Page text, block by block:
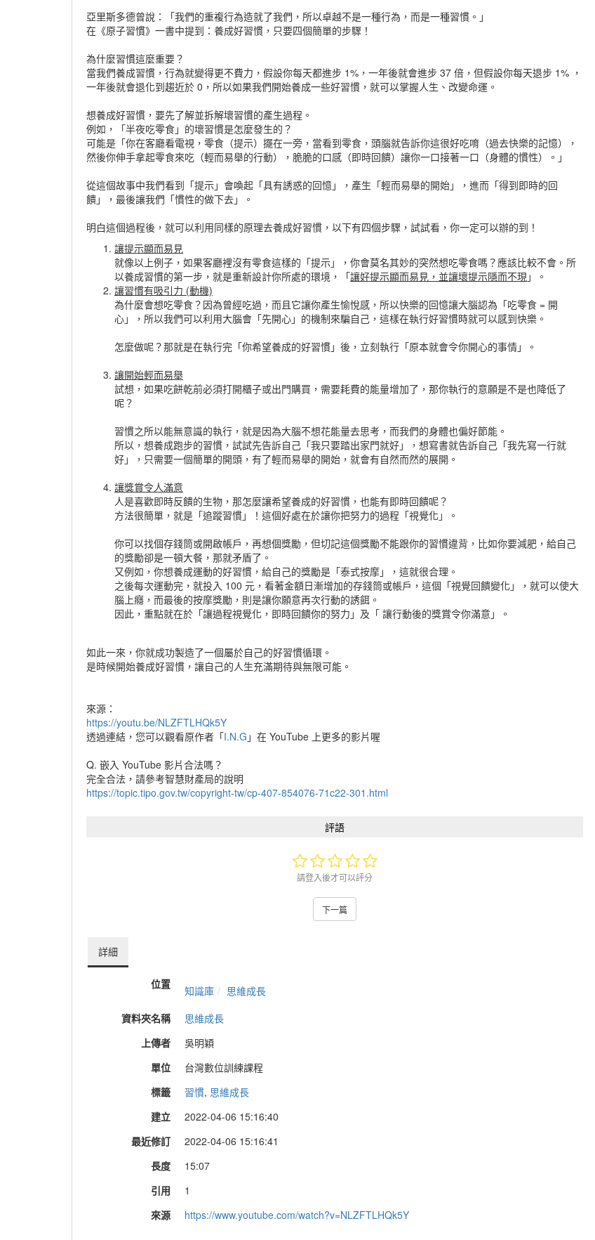
亞里斯多德曾說：「我們的重複行為造就了我們，所以卓越不是一種行為，而是一種習慣。」
在《原子習慣》一書中提到：養成好習慣，只要四個簡單的步驟！
為什麼習慣這麼重要？
當我們養成習慣，行為就變得更不費力， 假設你每天都進步 1% ，一年後就會進步 37 倍，但假設你每天退步 1% ，
一年後就會退化到趨近於 0，所以如果我們開始養成一些好習慣，就可以掌握人生、改變命運。
想養成好習慣，要先了解並拆解壞習慣的產生過程。
例如，「半夜吃零食」的壞習慣是怎麼發生的？
可能是「你在客廳看電視，零食（提示）擺在一旁，當看到零食，頭腦就告訴你這很好吃唷（過去快樂的記憶），
然後你伸手拿起零食來吃（輕而易舉的行動），脆脆的口感（即時回饋）讓你一口接著一口（身體的慣性）。」
從這個故事中我們看到「提示」會喚起「具有誘惑的回憶」，產生「輕而易舉的開始」，進而「得到即時的回
饋」，最後讓我們「慣性的做下去」。
明白這個過程後，就可以利用同樣的原理去養成好習慣，以下有四個步驟，試試看，你一定可以辦的到！
讓提示顯而易見
就像以上例子，如果客廳裡沒有零食這樣的「提示」，你會莫名其妙的突然想吃零食嗎？應該比較不會。所
以養成習慣的第一步，就是重新設計你所處的環境，「讓好提示顯而易見，並讓壞提示隱而不現」。
讓習慣有吸引力 (動機)
為什麼會想吃零食？因為曾經吃過，而且它讓你產生愉悅感，所以快樂的回憶讓大腦認為「吃零食 = 開
心」，所以我們可以利用大腦會「先開心」的機制來騙自己，這樣在執行好習慣時就可以感到快樂。
怎麼做呢？那就是在執行完「你希望養成的好習慣」後，立刻執行「原本就會令你開心的事情」。
讓開始輕而易舉
試想，如果吃餅乾前必須打開櫃子或出門購買，需要耗費的能量增加了，那你執行的意願是不是也降低了
呢？
習慣之所以能無意識的執行，就是因為大腦不想花能量去思考，而我們的身體也偏好節能。
所以，想養成跑步的習慣，試試先告訴自己「我只要踏出家門就好」，想寫書就告訴自己「我先寫一行就
好」，只需要一個簡單的開頭，有了輕而易舉的開始，就會有自然而然的展開。
讓獎賞令人滿意
人是喜歡即時反饋的生物，那怎麼讓希望養成的好習慣，也能有即時回饋呢？
方法很簡單，就是「追蹤習慣」！這個好處在於讓你把努力的過程「視覺化」。
你可以找個存錢筒或開啟帳戶，再想個獎勵，但切記這個獎勵不能跟你的習慣違背，比如你要減肥，給自己
的獎勵卻是一頓大餐，那就矛盾了。
又例如，你想養成運動的好習慣，給自己的獎勵是「泰式按摩」，這就很合理。
之後每次運動完，就投入 100 元，看著金額日漸增加的存錢筒或帳戶，這個「視覺回饋變化」，就可以使大
腦上癮，而最後的按摩獎勵，則是讓你願意再次行動的誘餌。
因此，重點就在於「讓過程視覺化，即時回饋你的努力」及「 讓行動後的獎賞令你滿意」。
如此一來，你就成功製造了一個屬於自己的好習慣循環。
是時候開始養成好習慣，讓自己的人生充滿期待與無限可能。
來源：
https://youtu.be/NLZFTLHQk5Y
透過連結，您可以觀看原作者「I.N.G 」在 YouTube 上更多的影片喔
Q. 嵌入 YouTube 影片合法嗎？
完全合法，請參考智慧財產局的說明
https://topic.tipo.gov.tw/copyright-tw/cp-407-854076-71c22-301.html
評語
請登入後才可以評分
下一篇
詳細
位置 知識庫
思維成長
資料夾名稱
思維成長
上傳者
吳明穎
單位
台灣數位訓練課程
標籤
習慣, 思維成長
建立
2022-04-06 15:16:40
最近修訂
2022-04-06 15:16:41
長度
15:07
引用
1
來源
https://www.youtube.com/watch?v=NLZFTLHQk5Y